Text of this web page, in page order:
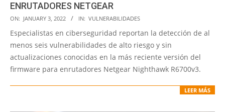
ENRUTADORES NETGEAR
2022-
01-
03
ON: JANUARY 3, 2022 IN: VULNERABILIDADES
Especialistas en ciberseguridad reportan la detección de al
menos seis vulnerabilidades de alto riesgo y sin
actualizaciones conocidas en la más reciente versión del
firmware para enrutadores Netgear Nighthawk R6700v3.
LEER MÁS